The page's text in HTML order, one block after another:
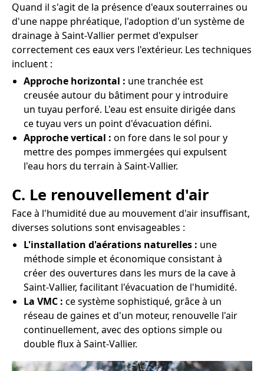
Quand il s'agit de la présence d'eaux souterraines ou
d'une nappe phréatique, l'adoption d'un système de
drainage à Saint-Vallier permet d'expulser
correctement ces eaux vers l'extérieur. Les techniques
incluent :
Approche horizontal : une tranchée est
creusée autour du bâtiment pour y introduire
un tuyau perforé. L'eau est ensuite dirigée dans
ce tuyau vers un point d'évacuation défini.
Approche vertical : on fore dans le sol pour y
mettre des pompes immergées qui expulsent
l'eau hors du terrain à Saint-Vallier.
C. Le renouvellement d'air
Face à l'humidité due au mouvement d'air insuffisant,
diverses solutions sont envisageables :
L'installation d'aérations naturelles : une
méthode simple et économique consistant à
créer des ouvertures dans les murs de la cave à
Saint-Vallier, facilitant l'évacuation de l'humidité.
La VMC : ce système sophistiqué, grâce à un
réseau de gaines et d'un moteur, renouvelle l'air
continuellement, avec des options simple ou
double flux à Saint-Vallier.